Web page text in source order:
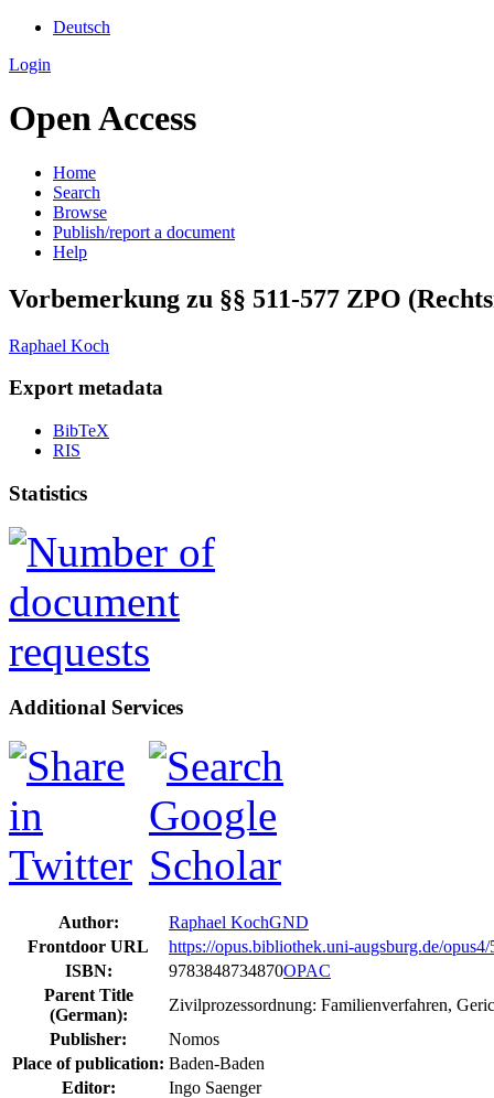
Deutsch
Login
Open Access
Home
Search
Browse
Publish/report a document
Help
Vorbemerkung zu §§ 511-577 ZPO
Raphael Koch
Export metadata
BibTeX
RIS
Statistics
Additional Services
Author: Raphael KochGND
Frontdoor URL
https://opus.bibliothek.uni-augsburg.de/opus4/
ISBN:
9783848734870OPAC
Parent Title
(German):
Zivilprozessordnung: Familienverfahren,
Publisher:
Nomos
Place of publication: Baden-Baden
Editor:
Ingo Saenger